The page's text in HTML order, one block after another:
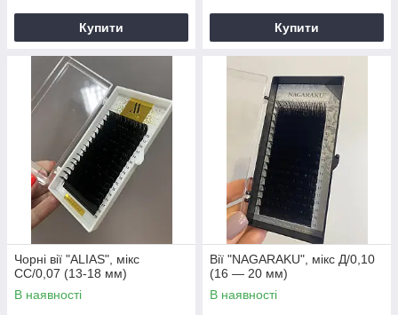
Купити Купити
Чорні вії "ALIAS", мікс
СС/0,07 (13-18 мм)
В наявності
Вії "NAGARAKU", мікс Д/0,10
(16 — 20 мм)
В наявності